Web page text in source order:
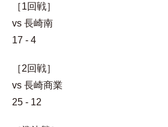
［1回戦］
vs 長崎南
17 - 4
［2回戦］
vs 長崎商業
25 - 12